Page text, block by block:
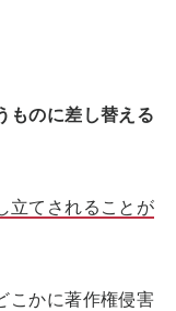
ものに差し替える
立てされることが
こかに著作権侵害